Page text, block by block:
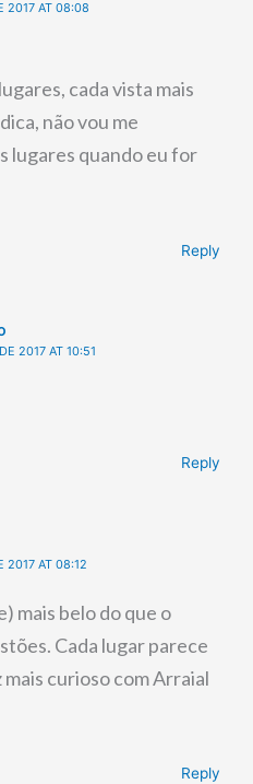
2017 AT 08:08
cada vista mais
não vou me
lugares quando eu for
Reply
2017 AT 10:51
Reply
2017 AT 08:12
mais belo do que o
Cada lugar parece
curioso com Arraial
Reply